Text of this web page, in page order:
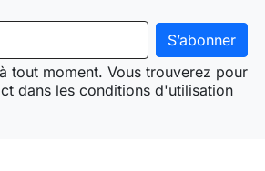
tout moment. Vous trouverez pour
dans les conditions d'utilisation